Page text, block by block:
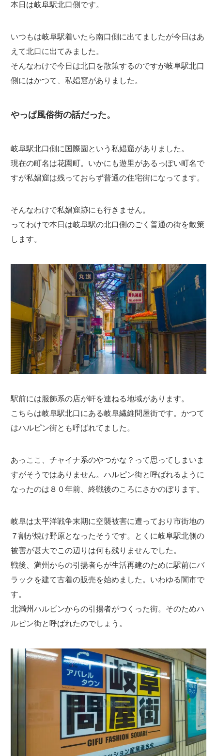
本日は岐阜駅北口側です。
いつもは岐阜駅着いたら南口側に出てましたが今日はあ
えて北口に出てみました。
そんなわけで今日は北口を散策するのですが岐阜駅北口
側にはかつて、私娼窟がありました。
やっぱ風俗街の話だった。
岐阜駅北口側に国際園という私娼窟がありました。
現在の町名は花園町。いかにも遊里があるっぽい町名で
すが私娼窟は残っておらず普通の住宅街になってます。
そんなわけで私娼窟跡にも行きません。
ってわけで本日は岐阜駅の北口側のごく普通の街を散策
します。
駅前には服飾系の店が軒を連ねる地域があります。
こちらは岐阜駅北口にある岐阜繊維問屋街です。かつて
はハルピン街とも呼ばれてました。
あっここ、チャイナ系のやつかな？って思ってしまいま
すがそうではありません。ハルピン街と呼ばれるように
なったのは８０年前、終戦後のころにさかのぼります。
岐阜は太平洋戦争末期に空襲被害に遭っており市街地の
７割が焼け野原となったそうです。とくに岐阜駅北側の
被害が甚大でこの辺りは何も残りませんでした。
戦後、満州からの引揚者らが生活再建のために駅前にバ
ラックを建て古着の販売を始めました。いわゆる闇市で
す。
北満州ハルピンからの引揚者がつくった街。そのためハ
ルピン街と呼ばれたのでしょう。